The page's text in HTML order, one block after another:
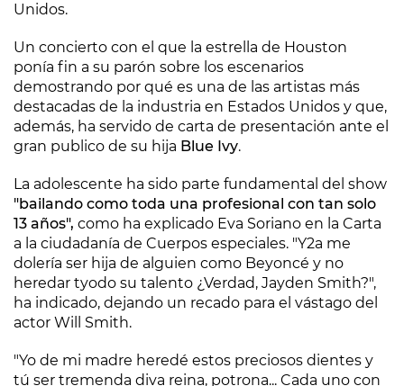
Unidos.
Un concierto con el que la estrella de Houston
ponía fin a su parón sobre los escenarios
demostrando por qué es una de las artistas más
destacadas de la industria en Estados Unidos y que,
además, ha servido de carta de presentación ante el
gran publico de su hija Blue Ivy.
La adolescente ha sido parte fundamental del show
"bailando como toda una profesional con tan solo
13 años", como ha explicado Eva Soriano en la Carta
a la ciudadanía de Cuerpos especiales. "Y2a me
dolería ser hija de alguien como Beyoncé y no
heredar tyodo su talento ¿Verdad, Jayden Smith?",
ha indicado, dejando un recado para el vástago del
actor Will Smith.
"Yo de mi madre heredé estos preciosos dientes y
tú ser tremenda diva reina, potrona... Cada uno con